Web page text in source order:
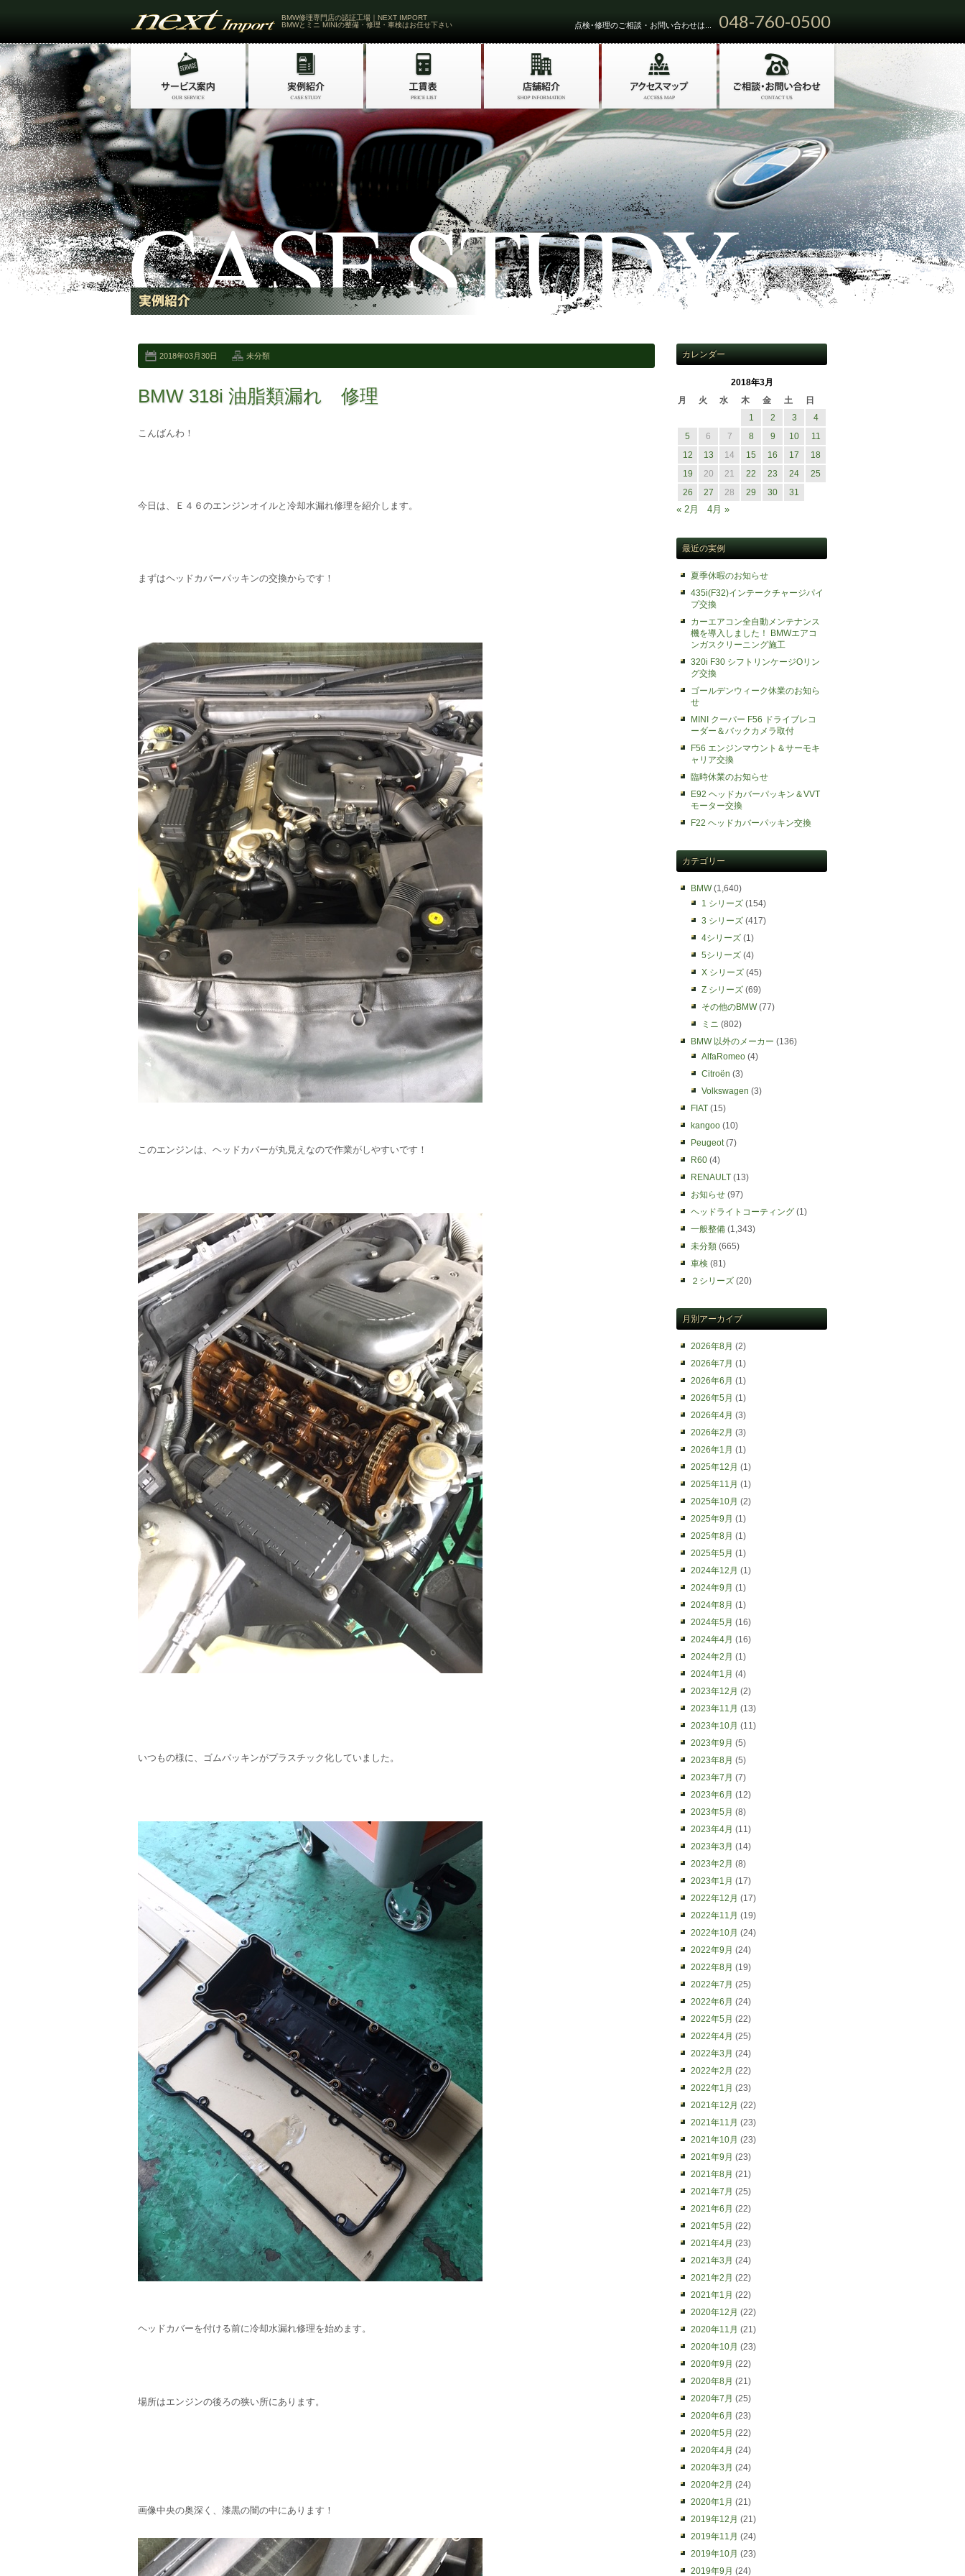
BMW修理専門店の認証工場｜NEXT IMPORT
BMWとミニ MINIの整備・修理・車検はお任せ下さい
点検･修理のご相談・お問い合わせは... 048-760-0500
2018年03月30日 未分類
BMW 318i 油脂類漏れ 修理
こんばんわ！
今日は、Ｅ４６のエンジンオイルと冷却水漏れ修理を紹介します。
まずはヘッドカバーパッキンの交換からです！
このエンジンは、ヘッドカバーが丸見えなので作業がしやすいです！
いつもの様に、ゴムパッキンがプラスチック化していました。
ヘッドカバーを付ける前に冷却水漏れ修理を始めます。
場所はエンジンの後ろの狭い所にあります。
画像中央の奥深く、漆黒の闇の中にあります！
カレンダー
2018年3月
月
火 水 木 金 土
日
1
2 3
4
5
6 7 8 9 10
11
12
13 14 15 16 17
18
19
20 21 22 23 24
25
26
27 28 29 30 31
« 2月 4月 »
最近の実例
夏季休暇のお知らせ
435i(F32)インテークチャージパイ
プ交換
カーエアコン全自動メンテナンス
機を導入しました！ BMWエアコ
ンガスクリーニング施工
320i F30 シフトリンケージOリン
グ交換
ゴールデンウィーク休業のお知ら
せ
MINI クーパー F56 ドライブレコ
ーダー＆バックカメラ取付
F56 エンジンマウント＆サーモキ
ャリア交換
臨時休業のお知らせ
E92 ヘッドカバーパッキン＆VVT
モーター交換
F22 ヘッドカバーパッキン交換
カテゴリー
BMW(1,640)
1 シリーズ (154)
3 シリーズ (417)
4シリーズ (1)
5シリーズ (4)
X シリーズ (45)
Z シリーズ (69)
その他のBMW(77)
ミニ (802)
BMW 以外のメーカー (136)
AlfaRomeo (4)
Citroën (3)
Volkswagen (3)
FIAT (15)
kangoo (10)
Peugeot(7)
R60 (4)
RENAULT (13)
お知らせ (97)
ヘッドライトコーティング (1)
一般整備 (1,343)
未分類 (665)
車検 (81)
２シリーズ (20)
月別アーカイブ
2026年8月 (2)
2026年7月 (1)
2026年6月 (1)
2026年5月 (1)
2026年4月 (3)
2026年2月 (3)
2026年1月 (1)
2025年12月 (1)
2025年11月 (1)
2025年10月 (2)
2025年9月 (1)
2025年8月 (1)
2025年5月 (1)
2024年12月 (1)
2024年9月 (1)
2024年8月 (1)
2024年5月 (16)
2024年4月 (16)
2024年2月 (1)
2024年1月 (4)
2023年12月 (2)
2023年11月 (13)
2023年10月 (11)
2023年9月 (5)
2023年8月 (5)
2023年7月 (7)
2023年6月 (12)
2023年5月 (8)
2023年4月 (11)
2023年3月 (14)
2023年2月 (8)
2023年1月 (17)
2022年12月 (17)
2022年11月 (19)
2022年10月 (24)
2022年9月 (24)
2022年8月 (19)
2022年7月 (25)
2022年6月 (24)
2022年5月 (22)
2022年4月 (25)
2022年3月 (24)
2022年2月 (22)
2022年1月 (23)
2021年12月 (22)
2021年11月 (23)
2021年10月 (23)
2021年9月 (23)
2021年8月 (21)
2021年7月 (25)
2021年6月 (22)
2021年5月 (22)
2021年4月 (23)
2021年3月 (24)
2021年2月 (22)
2021年1月 (22)
2020年12月 (22)
2020年11月 (21)
2020年10月 (23)
2020年9月 (22)
2020年8月 (21)
2020年7月 (25)
2020年6月 (23)
2020年5月 (22)
2020年4月 (24)
2020年3月 (24)
2020年2月 (24)
2020年1月 (21)
2019年12月 (21)
2019年11月 (24)
2019年10月 (23)
2019年9月 (24)